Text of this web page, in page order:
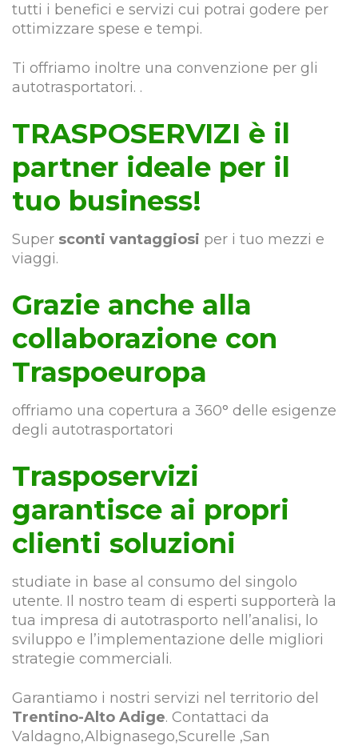
tutti i benefici e servizi cui potrai godere per
ottimizzare spese e tempi.
Ti offriamo inoltre una convenzione per gli
autotrasportatori. .
TRASPOSERVIZI è il
partner ideale per il
tuo business!
Super sconti vantaggiosi per i tuo mezzi e
viaggi.
Grazie anche alla
collaborazione con
Traspoeuropa
offriamo una copertura a 360° delle esigenze
degli autotrasportatori
Trasposervizi
garantisce ai propri
clienti soluzioni
studiate in base al consumo del singolo
utente. Il nostro team di esperti supporterà la
tua impresa di autotrasporto nell’analisi, lo
sviluppo e l’implementazione delle migliori
strategie commerciali.
Garantiamo i nostri servizi nel territorio del
Trentino-Alto Adige. Contattaci da
Valdagno,Albignasego,Scurelle ,San